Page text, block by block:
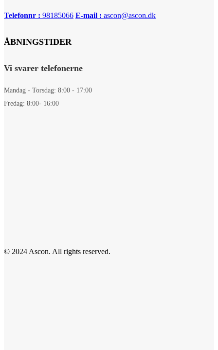
Telefonnr : 98185066 E-mail : ascon@ascon.dk
ÅBNINGSTIDER
Vi svarer telefonerne
Mandag - Torsdag: 8:00 - 17:00
Fredag: 8:00- 16:00
© 2024 Ascon. All rights reserved.